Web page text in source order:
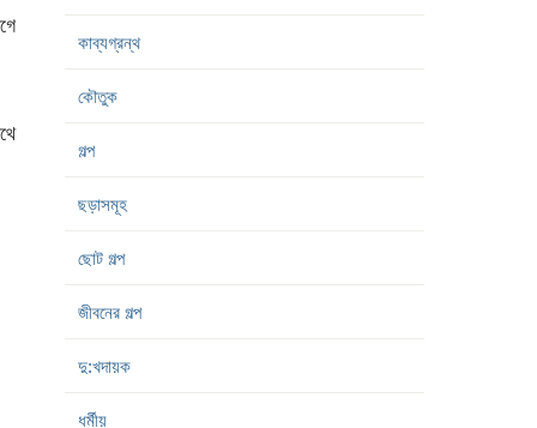
কাব্যগ্রন্থ
কৌতুক
গল্প
ছড়াসমূহ
ছোট গল্প
জীবনের গল্প
দু:খদায়ক
ধর্মীয়